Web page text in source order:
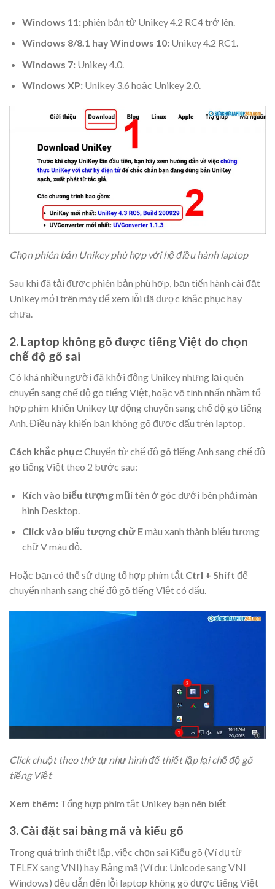
Windows 11:phiên bản từ Unikey 4.2 RC4 trở lên.
Windows 8/8.1 hay Windows 10:Unikey 4.2 RC1.
Windows 7:Unikey 4.0.
Windows XP:Unikey 3.6 hoặc Unikey 2.0.
Chọn phiên bản Unikey phù hợp với hệ điều hành laptop
Sau khi đã tải được phiên bản phù hợp, bạn tiến hành cài đặt
Unikeymới trên máy để xem lỗi đã được khắc phục hay
chưa.
2. Laptop không gõ được tiếng Việt do chọn
chế độ gõ sai
Có khá nhiều người đã khởi động Unikey nhưng lại quên
chuyển sang chế độ gõ tiếng Việt, hoặc vô tình nhấn nhầm tổ
hợp phím khiến Unikey tự động chuyển sang chế độ gõ tiếng
Anh. Điều này khiến bạn không gõ được dấu trên laptop.
Cách khắc phục:Chuyển từ chế độ gõ tiếng Anh sang chế độ
gõ tiếng Việt theo 2 bước sau:
Kích vào biểu tượng mũi tên ở góc dưới bên phải màn
hình Desktop.
Click vào biểu tượng chữ Emàu xanh thành biểu tượng
chữ V màu đỏ.
Hoặc bạn có thể sử dụng tổ hợp phím tắt Ctrl + Shift để
chuyển nhanh sang chế độ gõ tiếng Việt có dấu.
Click chuột theo thứ tự như hình để thiết lập lại chế độ gõ
tiếng Việt
Xem thêm: Tổng hợp phím tắt Unikey bạn nên biết
3. Cài đặt sai bảng mã và kiểu gõ
Trong quá trình thiết lập, việc chọn sai Kiểu gõ (Ví dụ từ
TELEX sang VNI) hay Bảng mã (Ví dụ: Unicode sang VNI
Windows) đều dẫn đến lỗi laptop không gõ được tiếng Việt